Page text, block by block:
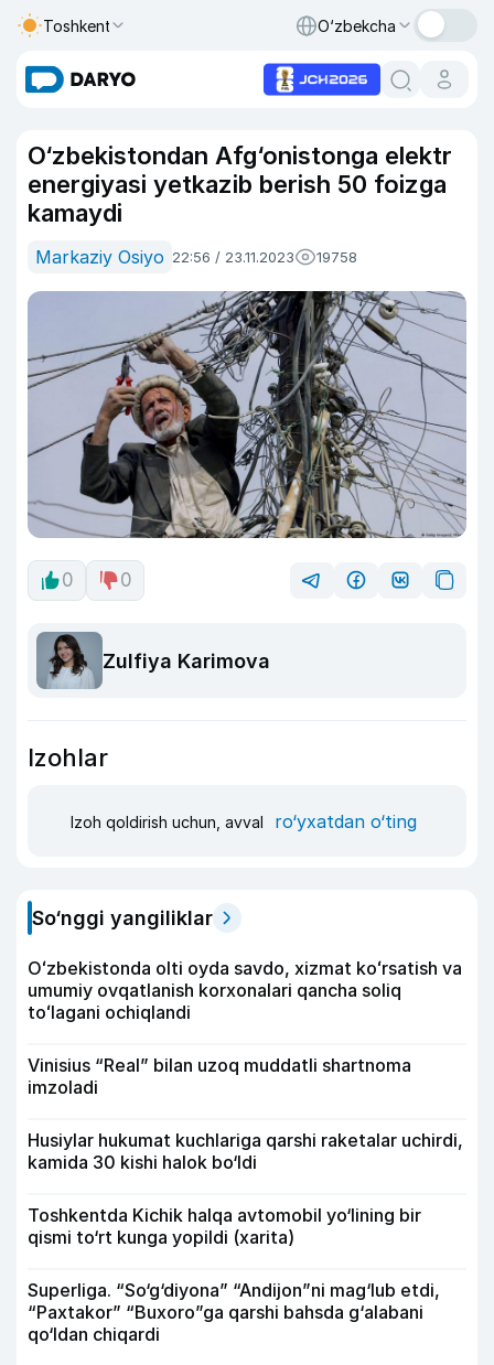
Toshkent O‘zbekcha
O‘zbekistondan Afg‘onistonga elektr
energiyasi yetkazib berish 50 foizga
kamaydi
Markaziy Osiyo 22:56 / 23.11.2023 19758
0 0
Zulfiya Karimova
Izohlar
Izoh qoldirish uchun, avval ro‘yxatdan o‘ting
So‘nggi yangiliklar
Oʻzbekistonda olti oyda savdo, xizmat koʻrsatish va
umumiy ovqatlanish korxonalari qancha soliq
toʻlagani ochiqlandi
Vinisius “Real” bilan uzoq muddatli shartnoma
imzoladi
Husiylar hukumat kuchlariga qarshi raketalar uchirdi,
kamida 30 kishi halok bo‘ldi
Toshkentda Kichik halqa avtomobil yo‘lining bir
qismi to‘rt kunga yopildi (xarita)
Superliga. “So‘g‘diyona” “Andijon”ni mag‘lub etdi,
“Paxtakor” “Buxoro”ga qarshi bahsda g‘alabani
qo‘ldan chiqardi